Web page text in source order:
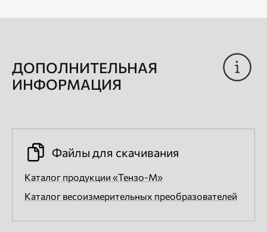
ДОПОЛНИТЕЛЬНАЯ
ИНФОРМАЦИЯ
Файлы для скачивания
Каталог продукции «Тензо-М»
Каталог весоизмерительных преобразователей